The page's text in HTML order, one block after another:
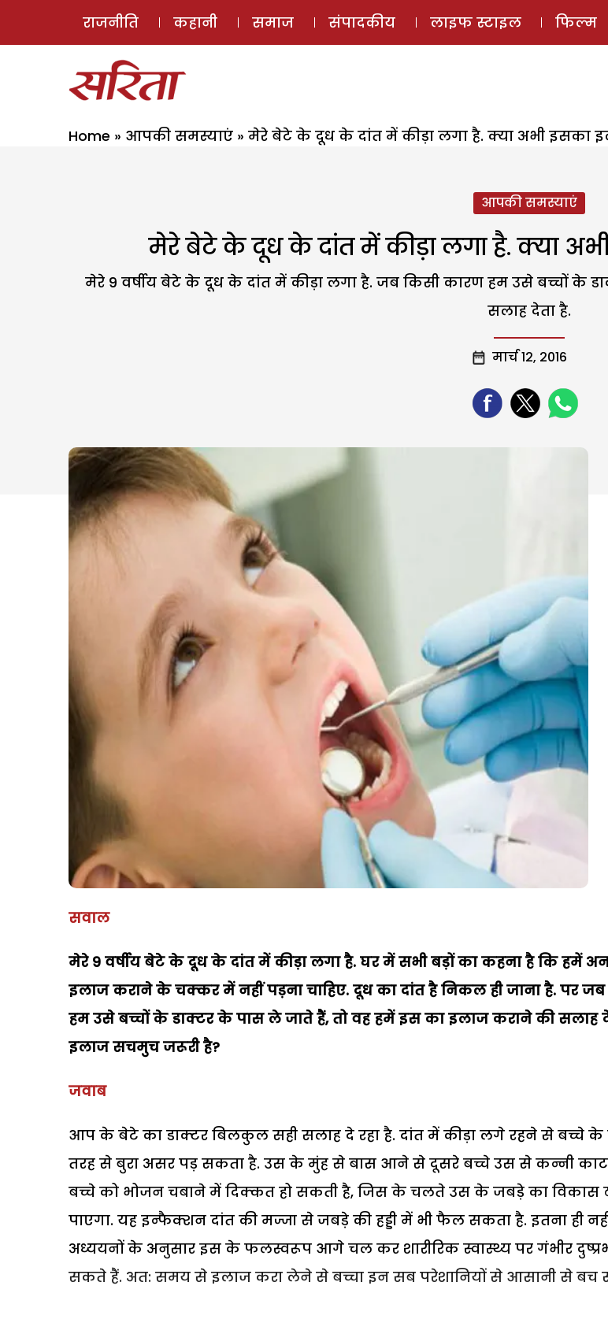
ई-
राजनीति कहानी समाज संपादकीय लाइफ स्टाइल फिल्म
Home » आपकी समस्याएं » मेरे बेटे के दूध के दांत में कीड़ा लगा है. क्या अभी इसका
आपकी समस्याएं
मेरे बेटे के दूध के दांत में कीड़ा लगा है. क्या
मेरे 9 वर्षीय बेटे के दूध के दांत में कीड़ा लगा है. जब किसी कारण हम उसे बच्चों के
सलाह देता है.
मार्च 12, 2016
सवाल
मेरे 9 वर्षीय बेटे के दूध के दांत में कीड़ा लगा है. घर में सभी बड़ों का कहना है कि हमें
इलाज कराने के चक्कर में नहीं पड़ना चाहिए. दूध का दांत है निकल ही जाना है. पर
हम उसे बच्चों के डाक्टर के पास ले जाते हैं, तो वह हमें इस का इलाज कराने की सलाह
इलाज सचमुच जरूरी है?
जवाब
आप के बेटे का डाक्टर बिलकुल सही सलाह दे रहा है. दांत में कीड़ा लगे रहने से बच्चे के
तरह से बुरा असर पड़ सकता है. उस के मुंह से बास आने से दूसरे बच्चे उस से कन्नी
बच्चे को भोजन चबाने में दिक्कत हो सकती है, जिस के चलते उस के जबड़े का विकास
पाएगा. यह इन्फैक्शन दांत की मज्जा से जबड़े की हड्डी में भी फैल सकता है. इतना ही
अध्ययनों के अनुसार इस के फलस्वरूप आगे चल कर शारीरिक स्वास्थ्य पर गंभीर
सकते हैं. अत: समय से इलाज करा लेने से बच्चा इन सब परेशानियों से आसानी से बच